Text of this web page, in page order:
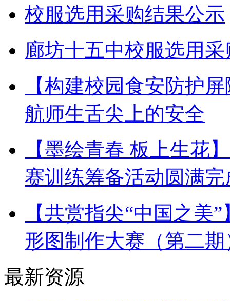
校服选用采购结果公示
廊坊十五中校服选用
【构建校园食安防护
航师生舌尖上的安全
【墨绘青春 板上生花
赛训练筹备活动圆满完
【共赏指尖“中国之美
形图制作大赛（第二期
最新资源